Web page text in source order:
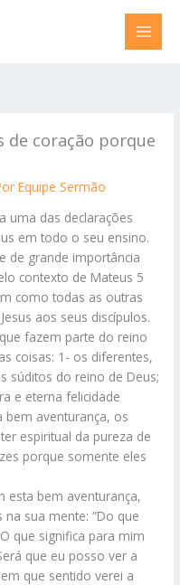
de coração porque
Equipe Sermão
uma das declarações
em todo o seu ensino.
de grande importância
contexto de Mateus 5
como todas as outras
aos seus discípulos.
fazem parte do reino
coisas: 1- os diferentes,
súditos do reino de Deus;
e eterna felicidade
bem aventurança, os
espiritual da pureza de
porque somente eles
esta bem aventurança,
sua mente: “Do que
que significa para mim
que eu posso ver a
que sentido verei a